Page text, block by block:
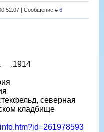
| Сообщение # 6
северная
кладбище